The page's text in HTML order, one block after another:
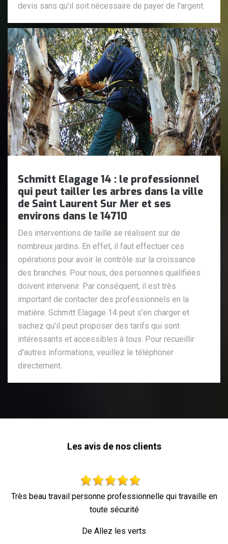
devis sans qu'il soit nécessaire de payer de l'argent.
Schmitt Elagage 14 : le professionnel
qui peut tailler les arbres dans la ville
de Saint Laurent Sur Mer et ses
environs dans le 14710
Des interventions de taille se réalisent sur de
nombreux jardins. En effet, il faut effectuer ces
opérations pour avoir le contrôle sur la croissance
des branches. Pour nous, des personnes qualifiées
doivent intervenir. Par conséquent, il est très
important de contacter des professionnels en la
matière. Schmitt Elagage 14 peut s'en charger et
sachez qu'il peut proposer des tarifs qui sont
intéressants et accessibles à tous. Pour recueillir
d'autres informations, veuillez le téléphoner
directement.
Les avis de nos clients
professionnelle qui travaille en